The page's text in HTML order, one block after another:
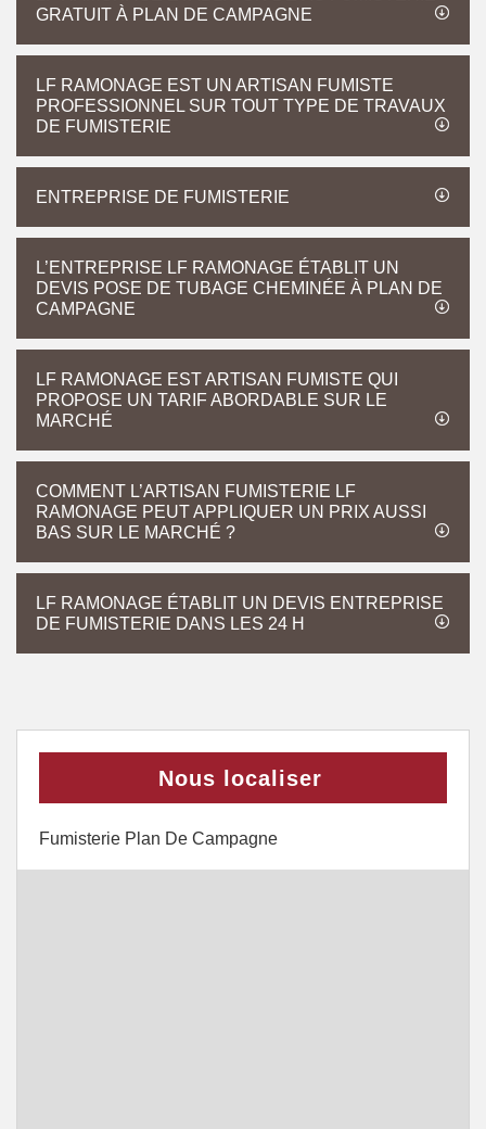
GRATUIT À PLAN DE CAMPAGNE
LF RAMONAGE EST UN ARTISAN FUMISTE
PROFESSIONNEL SUR TOUT TYPE DE TRAVAUX
DE FUMISTERIE
ENTREPRISE DE FUMISTERIE
L’ENTREPRISE LF RAMONAGE ÉTABLIT UN
DEVIS POSE DE TUBAGE CHEMINÉE À PLAN DE
CAMPAGNE
LF RAMONAGE EST ARTISAN FUMISTE QUI
PROPOSE UN TARIF ABORDABLE SUR LE
MARCHÉ
COMMENT L’ARTISAN FUMISTERIE LF
RAMONAGE PEUT APPLIQUER UN PRIX AUSSI
BAS SUR LE MARCHÉ ?
LF RAMONAGE ÉTABLIT UN DEVIS ENTREPRISE
DE FUMISTERIE DANS LES 24 H
Nous localiser
Fumisterie Plan De Campagne